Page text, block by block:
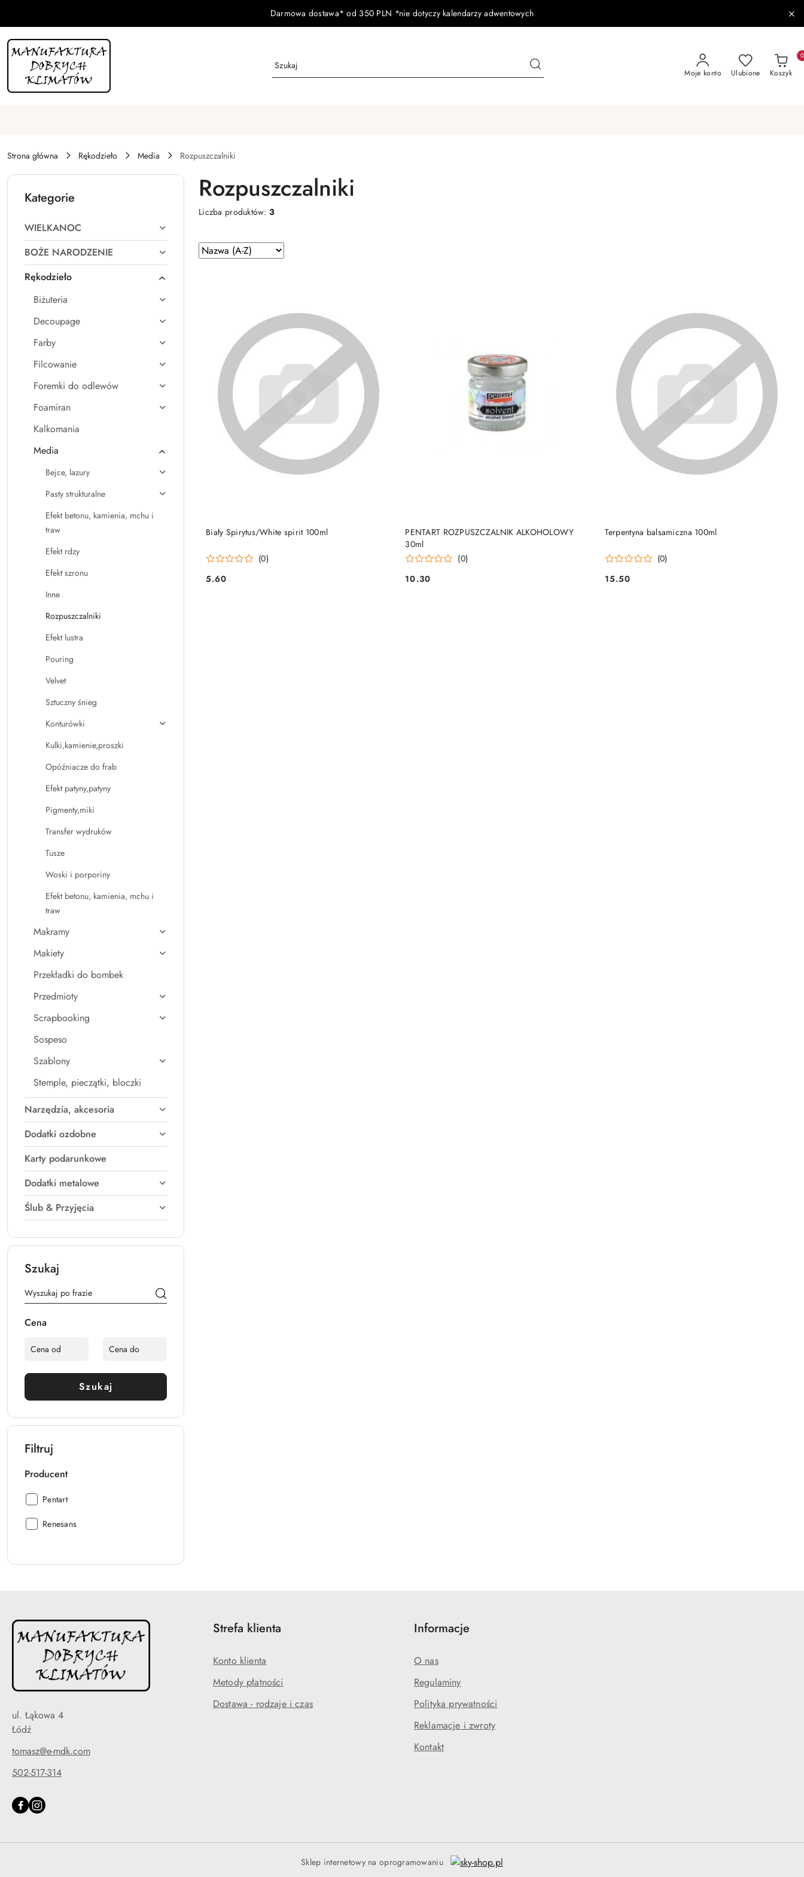
Darmowa dostawa* od 350 PLN *nie dotyczy kalendarzy adwentowych
Moje konto Ulubione Koszyk
0
Strona główna Rękodzieło Media Rozpuszczalniki
Kategorie
WIELKANOC
BOŻE NARODZENIE
Rękodzieło
Biżuteria
Decoupage
Farby
Filcowanie
Foremki do odlewów
Foamiran
Kalkomania
Media
Bejce, lazury
Pasty strukturalne
Efekt betonu, kamienia, mchu i
traw
Efekt rdzy
Efekt szronu
Inne
Rozpuszczalniki
Efekt lustra
Pouring
Velvet
Sztuczny śnieg
Konturówki
Kulki,kamienie,proszki
Opóźniacze do frab
Efekt patyny,patyny
Pigmenty,miki
Transfer wydruków
Tusze
Woski i porporiny
Efekt betonu, kamienia, mchu i
traw
Makramy
Makiety
Przekładki do bombek
Przedmioty
Scrapbooking
Sospeso
Szablony
Stemple, pieczątki, bloczki
Narzędzia, akcesoria
Dodatki ozdobne
Karty podarunkowe
Dodatki metalowe
Ślub & Przyjęcia
Szukaj
Cena
Szukaj
Filtruj
Producent
Producent:
Pentart
Producent:
Renesans
Rozpuszczalniki
Liczba produktów:3
Zastosowano
sortowanie:
Sortuj
według
Biały Spirytus/White spirit 100ml
(0)
Cena:
5.60
DO KOSZYKA
PENTART ROZPUSZCZALNIK ALKOHOLOWY
30ml
(0)
Cena:
10.30
DO KOSZYKA Terpentyna balsamiczna 100ml
(0)
Cena:
15.50
DO KOSZYKA
ul. Łąkowa 4
Łódź
tomasz@e-mdk.com
502-517-314
Strefa klienta
Konto klienta
Metody płatności
Dostawa - rodzaje i czas
Informacje
O nas
Regulaminy
Polityka prywatności
Reklamacje i zwroty
Kontakt
Sklep internetowy na oprogramowaniu